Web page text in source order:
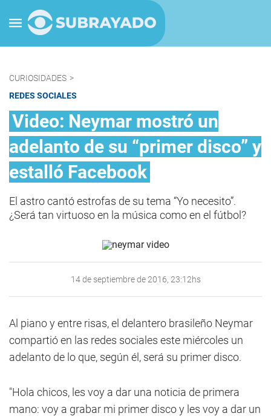
CURIOSIDADES >
REDES SOCIALES
Video: Neymar mostró un
adelanto de su “primer disco” y
estalló Facebook
El astro cantó estrofas de su tema “Yo necesito”.
¿Será tan virtuoso en la música como en el fútbol?
14 de septiembre de 2016, 23:12hs
Al piano y entre risas, el delantero brasileño Neymar
compartió en las redes sociales este miércoles un
adelanto de lo que, según él, será su primer disco.
"Hola chicos, les voy a dar una noticia de primera
mano: voy a grabar mi primer disco y les voy a dar un